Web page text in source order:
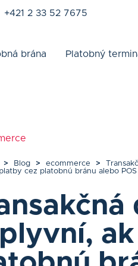
+421 2 33 52 7675
Platobný
brána
> Blog > ecommerce >
cez platobnú bránu alebo